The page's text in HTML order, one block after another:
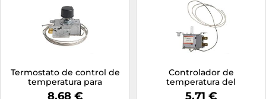
Termostato de control de
temperatura para
refrigerador K50, 220V-
8,68 €
Controlador de
temperatura del
termostato WPF22 para
5,71 €